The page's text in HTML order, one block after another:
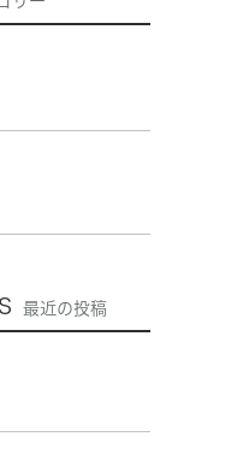
最近の投稿